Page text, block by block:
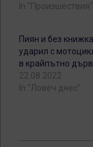
In "Произшествия"
Пиян и без
ударил с
в крайпътно
22.08.2022
In "Ловеч днес"